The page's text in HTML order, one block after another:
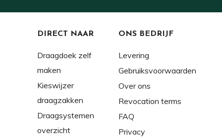
DIRECT NAAR
Draagdoek zelf
maken
Kieswijzer
draagzakken
Draagsystemen
overzicht
ONS BEDRIJF
Levering
Gebruiksvoorwaarden
Over ons
Revocation terms
FAQ
Privacy